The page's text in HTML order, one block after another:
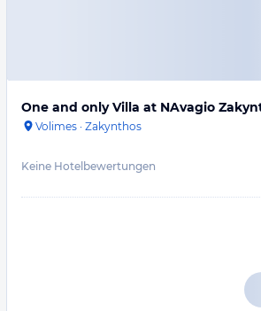
One and only Villa at NAvagio
Volimes · Zakynthos
Keine Hotelbewertungen